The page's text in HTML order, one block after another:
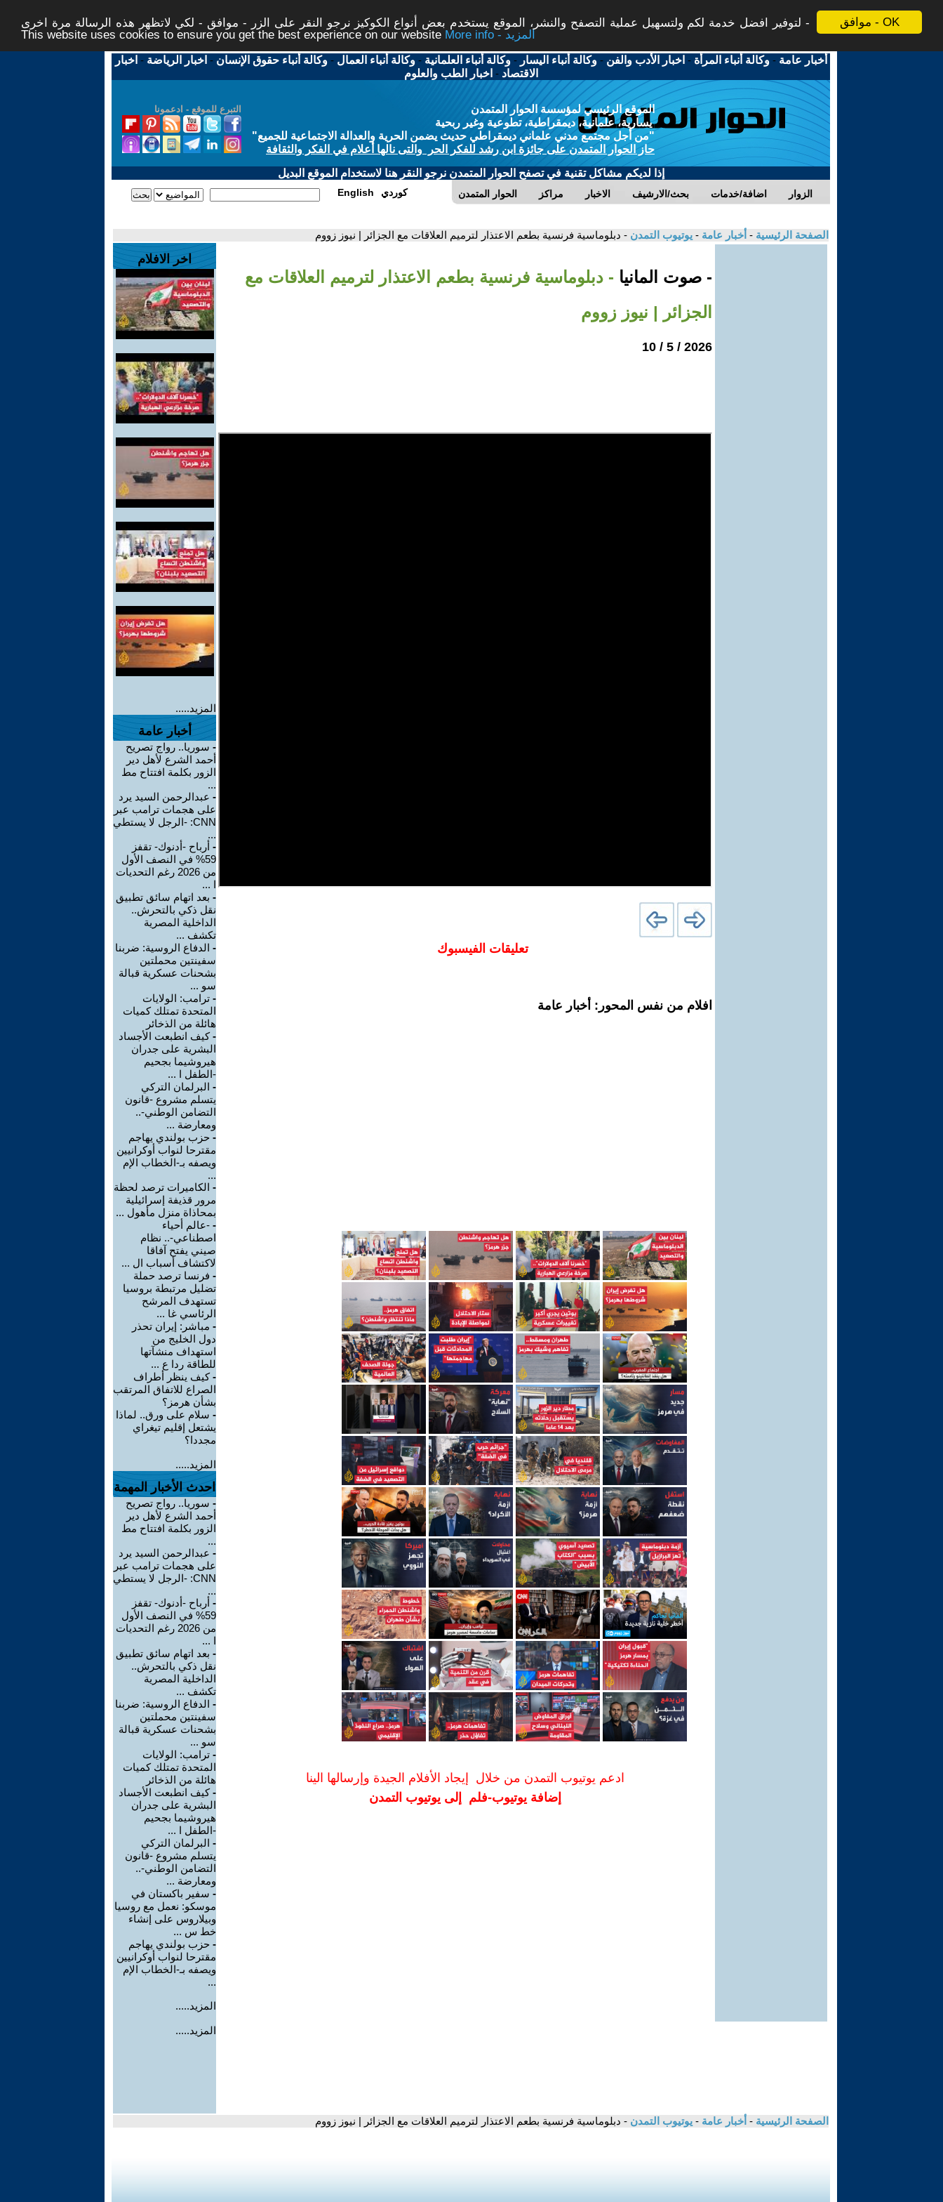
موافق - OK
لتوفير افضل خدمة لكم ولتسهيل عملية التصفح والنشر، الموقع يستخدم بعض أنواع الكوكيز نرجو النقر على الزر - موافق - لكي لاتظهر هذه الرسالة مرة اخرى -
This website uses cookies to ensure you get the best experience on our website
More info - المزيد
أخبار عامة -وكالة أنباء المرأة - اخبار الأدب والفن -وكالة أنباء اليسار -وكالة أنباء العلمانية -وكالة أنباء العمال -وكالة أنباء حقوق الإنسان - اخبار الرياضة - اخبار
الاقتصاد - اخبار الطب والعلوم
التبرع للموقع - ادعمونا
الموقع الرئيسي لمؤسسة الحوار المتمدن
يسارية، علمانية، ديمقراطية، تطوعية وغير ربحية
"من أجل مجتمع مدني علماني ديمقراطي حديث يضمن الحرية والعدالة الاجتماعية للجميع"
حاز الحوار المتمدن على جائزة ابن رشد للفكر الحر والتى نالها أعلام في الفكر والثقافة
إذا لديكم مشاكل تقنية في تصفح الحوار المتمدن نرجو النقر هنا لاستخدام الموقع البديل
الحوار المتمدن مراكز الاخبار بحث/الارشيف اضافة/خدمات الزوار English كوردي
الصفحة الرئيسية - أخبار عامة - يوتيوب التمدن - دبلوماسية فرنسية بطعم الاعتذار لترميم العلاقات مع الجزائر | نيوز زووم
- صوت المانيا - دبلوماسية فرنسية بطعم الاعتذار لترميم العلاقات مع
الجزائر | نيوز زووم
2026 / 5 / 10
تعليقات الفيسبوك
افلام من نفس المحور: أخبار عامة
ادعم يوتيوب التمدن من خلال إيجاد الأفلام الجيدة وإرسالها الينا
إضافة يوتيوب-فلم إلى يوتيوب التمدن
اخر الافلام
المزيد.....
أخبار عامة
- سوريا.. رواج تصريح
أحمد الشرع لأهل دير
الزور بكلمة افتتاح مط
...
- عبدالرحمن السيد يرد
على هجمات ترامب عبر
CNN: -الرجل لا يستطي
...
- أرباح -أدنوك- تقفز
59% في النصف الأول
من 2026 رغم التحديات
ا ...
- بعد اتهام سائق تطبيق
نقل ذكي بالتحرش..
الداخلية المصرية
تكشف ...
- الدفاع الروسية: ضربنا
سفينتين محملتين
بشحنات عسكرية قبالة
سو ...
- ترامب: الولايات
المتحدة تمتلك كميات
هائلة من الذخائر
-كيف انطبعت الأجساد
البشرية على جدران
هيروشيما بجحيم
-الطفل ا ...
- البرلمان التركي
يتسلم مشروع -قانون
التضامن الوطني-..
ومعارضة ...
- حزب بولندي يهاجم
مقترحا لنواب أوكرانيين
ويصفه بـ-الخطاب الإم
...
- الكاميرات ترصد لحظة
مرور قذيفة إسرائيلية
بمحاذاة منزل مأهول ...
- -عالم أحياء
اصطناعي-.. نظام
صيني يفتح آفاقا
لاكتشاف أسباب ال ...
- فرنسا ترصد حملة
تضليل مرتبطة بروسيا
تستهدف المرشح
الرئاسي غا ...
- مباشر: إيران تحذر
دول الخليج من
استهداف منشآتها
للطاقة ردا ع ...
-كيف ينظر أطراف
الصراع للاتفاق المرتقب
بشأن هرمز؟
- سلام على ورق.. لماذا
يشتعل إقليم تيغراي
مجددا؟
المزيد.....
احدث الأخبار المهمة
- سوريا.. رواج تصريح
أحمد الشرع لأهل دير
الزور بكلمة افتتاح مط
...
- عبدالرحمن السيد يرد
على هجمات ترامب عبر
CNN: -الرجل لا يستطي
...
- أرباح -أدنوك- تقفز
59% في النصف الأول
من 2026 رغم التحديات
ا ...
- بعد اتهام سائق تطبيق
نقل ذكي بالتحرش..
الداخلية المصرية
تكشف ...
- الدفاع الروسية: ضربنا
سفينتين محملتين
بشحنات عسكرية قبالة
سو ...
- ترامب: الولايات
المتحدة تمتلك كميات
هائلة من الذخائر
-كيف انطبعت الأجساد
البشرية على جدران
هيروشيما بجحيم
-الطفل ا ...
- البرلمان التركي
يتسلم مشروع -قانون
التضامن الوطني-..
ومعارضة ...
- سفير باكستان في
موسكو: نعمل مع روسيا
وبيلاروس على إنشاء
خط س ...
- حزب بولندي يهاجم
مقترحا لنواب أوكرانيين
ويصفه بـ-الخطاب الإم
...
المزيد.....
المزيد.....
الصفحة الرئيسية - أخبار عامة - يوتيوب التمدن - دبلوماسية فرنسية بطعم الاعتذار لترميم العلاقات مع الجزائر | نيوز زووم